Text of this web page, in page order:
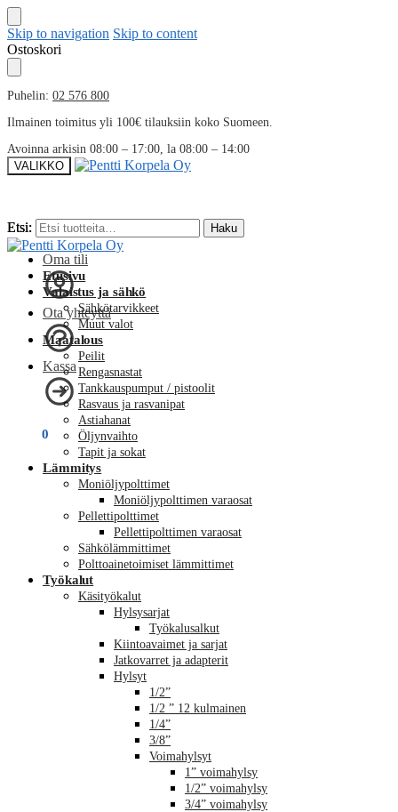
Skip to navigation Skip to content
Ostoskori
Puhelin: 02 576 800
Ilmainen toimitus yli 100€ tilauksiin koko Suomeen.
Avoinna arkisin 08:00 – 17:00, la 08:00 – 14:00
VALIKKO
Etsi: Haku
Oma tili
Ota yhteyttä
Kassa
0
Etsi: Haku
Etusivu
Valaistus ja sähkö
Sähkötarvikkeet
Muut valot
Maatalous
Peilit
Rengasnastat
Tankkauspumput / pistoolit
Rasvaus ja rasvanipat
Astiahanat
Öljynvaihto
Tapit ja sokat
Lämmitys
Moniöljypolttimet
Moniöljypolttimen varaosat
Pellettipolttimet
Pellettipolttimen varaosat
Sähkölämmittimet
Polttoainetoimiset lämmittimet
Työkalut
Käsityökalut
Hylsysarjat
Työkalusalkut
Kiintoavaimet ja sarjat
Jatkovarret ja adapterit
Hylsyt
1/2”
1/2 ” 12 kulmainen
1/4”
3/8”
Voimahylsyt
1” voimahylsy
1/2” voimahylsy
3/4” voimahylsy